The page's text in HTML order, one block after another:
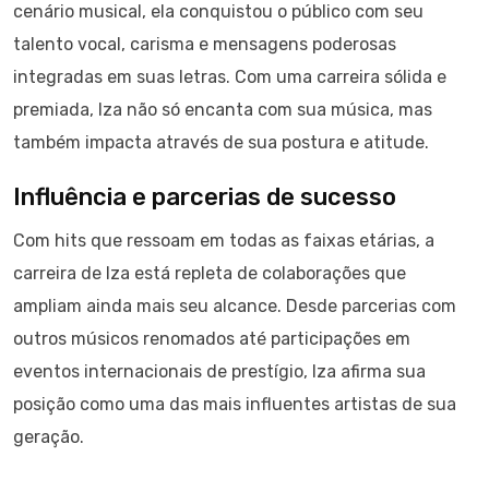
cenário musical, ela conquistou o público com seu
talento vocal, carisma e mensagens poderosas
integradas em suas letras. Com uma carreira sólida e
premiada, Iza não só encanta com sua música, mas
também impacta através de sua postura e atitude.
Influência e parcerias de sucesso
Com hits que ressoam em todas as faixas etárias, a
carreira de Iza está repleta de colaborações que
ampliam ainda mais seu alcance. Desde parcerias com
outros músicos renomados até participações em
eventos internacionais de prestígio, Iza afirma sua
posição como uma das mais influentes artistas de sua
geração.